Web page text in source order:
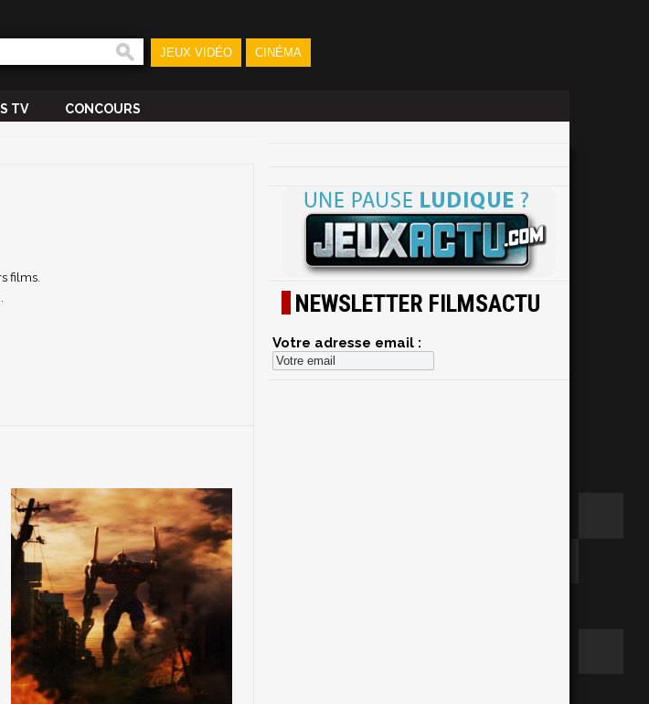
JEUX VIDÉO CINÉMA
TV CONCOURS
films.
NEWSLETTER FILMSACTU
Votre adresse email :